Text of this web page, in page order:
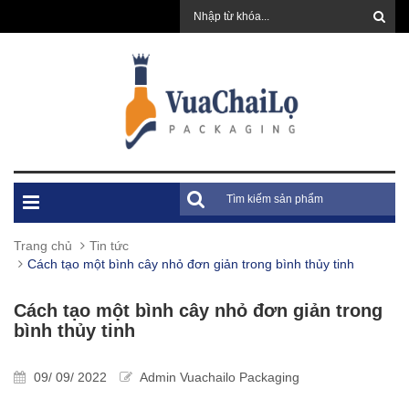
Trang chủ
Tin tức
Cách tạo một bình cây nhỏ đơn giản trong bình thủy tinh
Cách tạo một bình cây nhỏ đơn giản trong
bình thủy tinh
09/ 09/ 2022 Admin Vuachailo Packaging